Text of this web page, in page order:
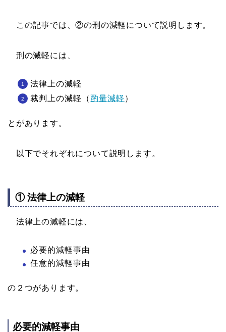
この記事では、②の刑の減軽について説明します。
刑の減軽には、
法律上の減軽
裁判上の減軽（酌量減軽 ）
とがあります。
以下でそれぞれについて説明します。
① 法律上の減軽
法律上の減軽には、
必要的減軽事由
任意的減軽事由
の２つがあります。
必要的減軽事由